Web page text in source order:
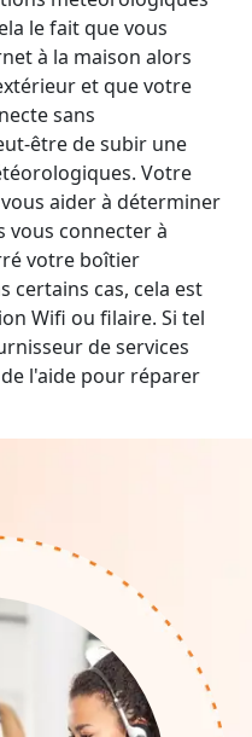
le fait que vous
à la maison alors
et que votre
sans
être de subir une
Votre
aider à déterminer
vous connecter à
votre boîtier
certains cas, cela est
Wifi ou filaire. Si tel
de services
l'aide pour réparer